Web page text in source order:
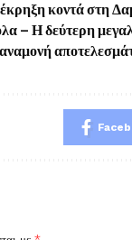
έκρηξη κοντά στη
Η δεύτερη